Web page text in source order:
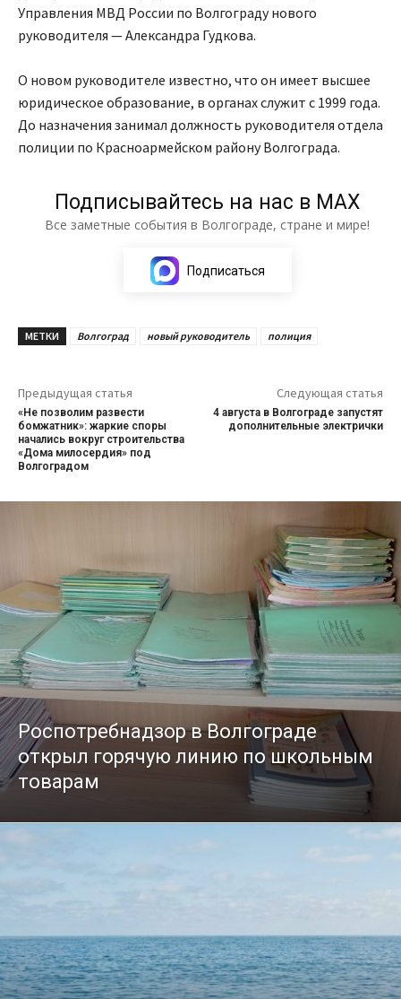
Управления МВД России по Волгограду нового
руководителя — Александра Гудкова.
О новом руководителе известно, что он имеет высшее
юридическое образование, в органах служит с 1999 года.
До назначения занимал должность руководителя отдела
полиции по Красноармейском району Волгограда.
Подписывайтесь на нас в МАХ
Все заметные события в Волгограде, стране и мире!
Подписаться
МЕТКИ Волгоград новый руководитель полиция
Предыдущая статья
«Не позволим развести
бомжатник»: жаркие споры
начались вокруг строительства
«Дома милосердия» под
Волгоградом
Следующая статья
4 августа в Волгограде запустят
дополнительные электрички
Роспотребнадзор в Волгограде
открыл горячую линию по школьным
товарам